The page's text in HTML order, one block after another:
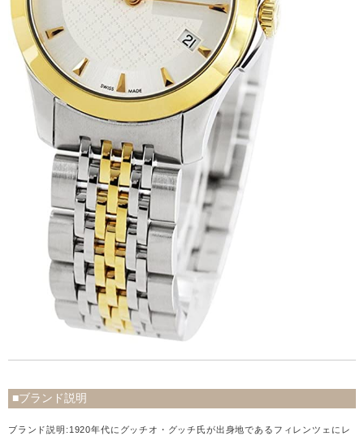
■ブランド説明
ブランド説明:1920年代にグッチオ・グッチ氏が出身地であるフィレンツェにレ